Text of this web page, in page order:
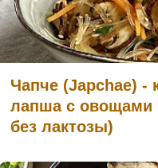
Чапче (Japchae) -
лапша с овощами
без лактозы)